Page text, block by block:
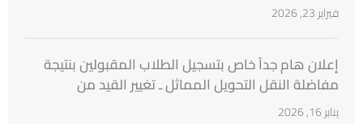
فبراير 23, 2026
إعلان هام جداً خاص بتسجيل الطلاب المقبولين بنتيجة
مفاضلة النقل التحويل المماثل ـ تغيير القيد من
الجامعات السورية
يناير 16, 2026